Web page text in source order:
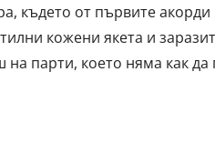
където от първите акорди
кожени якета и
парти, което няма как